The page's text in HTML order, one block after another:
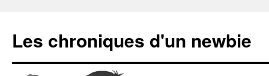
Les chroniques d'un newbie